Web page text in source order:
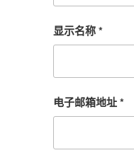
显示名称*
电子邮箱地址*